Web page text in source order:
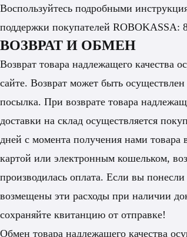
Воспользуйтесь подробными
поддержки покупателей ROBOKASSA:
ВОЗВРАТ И ОБМЕН
Возврат товара надлежащего качества
сайте. Возврат может быть
посылка. При возврате товара
доставки на склад осуществляется
дней с момента получения нами
картой или электронным кошельком,
производилась оплата. Если вы
возмещены эти расходы при наличии
сохраняйте квитанцию от отправке!
Обмен товара надлежащего качества